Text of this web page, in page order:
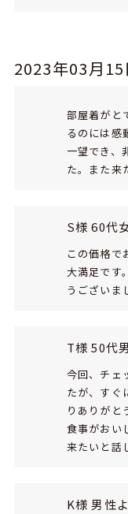
2023年03月
部屋着がと
るのには感
一望でき、
た。また来
S様 60代
この価格で
大満足です
うございま
T様 50代
今回、チェ
たが、すぐ
りありがと
食事がおい
来たいと話
K様 男性